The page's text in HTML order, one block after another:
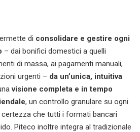
di consolidare e gestire ogni
– dai bonifici domestici a quelli
di massa, ai pagamenti manuali,
urgenti – da un’unica, intuitiva
visione completa e in tempo
, un controllo granulare su ogni
che tutti i formati bancari
Piteco inoltre integra al tradizionale